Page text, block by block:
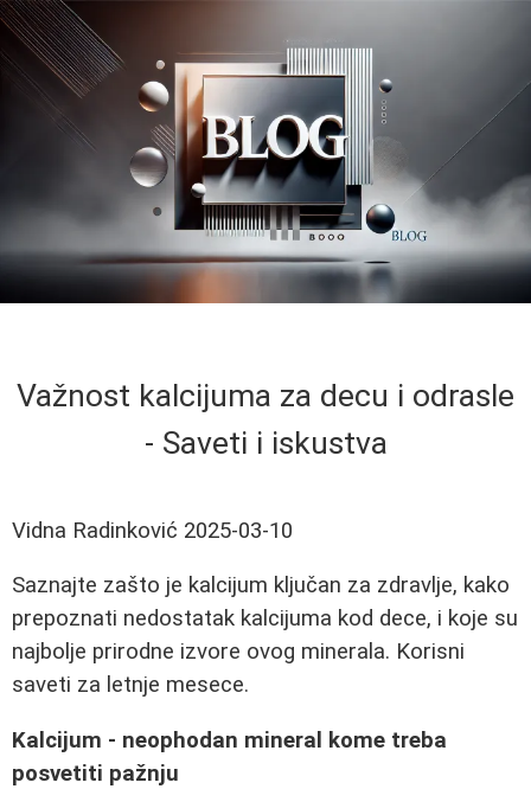
Važnost kalcijuma za decu i odrasle
- Saveti i iskustva
Vidna Radinković 2025-03-10
Saznajte zašto je kalcijum ključan za zdravlje, kako
prepoznati nedostatak kalcijuma kod dece, i koje su
najbolje prirodne izvore ovog minerala. Korisni
saveti za letnje mesece.
Kalcijum - neophodan mineral kome treba
posvetiti pažnju